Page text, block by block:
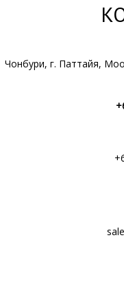
Чонбури, г. Паттайя,